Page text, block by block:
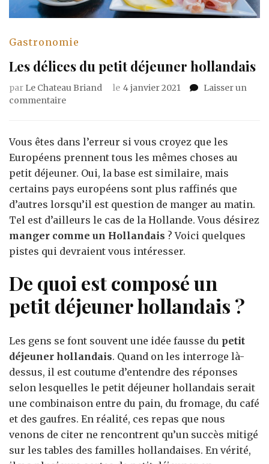
Gastronomie
Les délices du petit déjeuner hollandais
par Le Chateau Briand le 4 janvier 2021
Laisser un
commentairesur
du
déjeuner
hollandais
Vous êtes dans l’erreur si vous croyez que les
Européens prennent tous les mêmes choses au
petit déjeuner. Oui, la base est similaire, mais
certains pays européens sont plus raffinés que
d’autres lorsqu’il est question de manger au matin.
Tel est d’ailleurs le cas de la Hollande. Vous désirez
manger comme un Hollandais ? Voici quelques
pistes qui devraient vous intéresser.
De quoi est composé un
petit déjeuner hollandais ?
Les gens se font souvent une idée fausse du petit
déjeuner hollandais. Quand on les interroge là-
dessus, il est coutume d’entendre des réponses
selon lesquelles le petit déjeuner hollandais serait
une combinaison entre du pain, du fromage, du café
et des gaufres. En réalité, ces repas que nous
venons de citer ne rencontrent qu’un succès mitigé
sur les tables des familles hollandaises. En vérité,